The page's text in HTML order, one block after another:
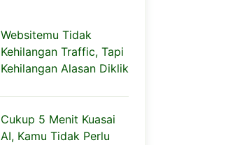
Websitemu Tidak
Kehilangan Traffic, Tapi
Kehilangan Alasan Diklik
Cukup 5 Menit Kuasai
AI, Kamu Tidak Perlu